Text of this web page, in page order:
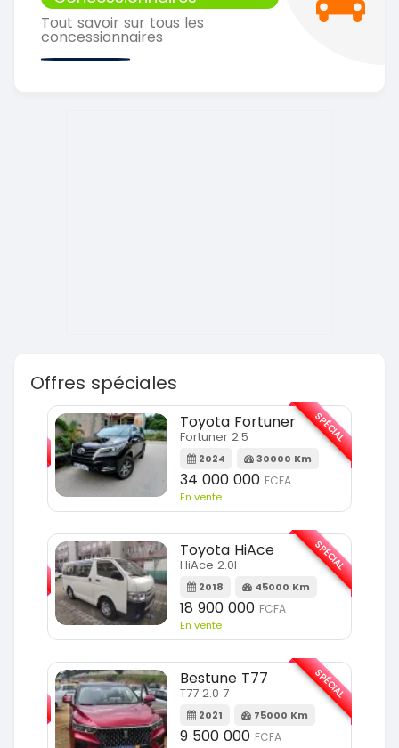
Tout savoir sur tous les
concessionnaires
Offres spéciales
Toyota Fortuner
Fortuner 2.5
2024 30000 Km
34 000 000 FCFA
En vente
SPÉCIAL
Toyota HiAce
HiAce 2.0l
2018 45000 Km
18 900 000 FCFA
En vente
SPÉCIAL
Bestune T77
T77 2.0 7
2021 75000 Km
9 500 000 FCFA
SPÉCIAL